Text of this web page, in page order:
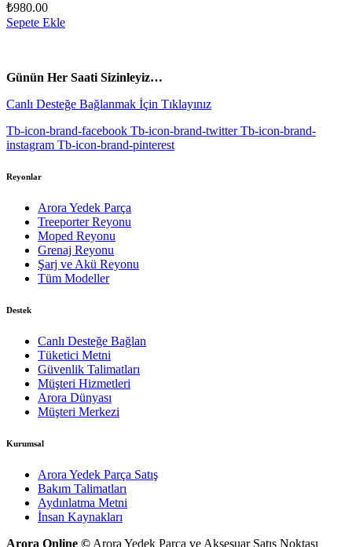
₺980.00
Sepete Ekle
Günün Her Saati Sizinleyiz…
Canlı Desteğe Bağlanmak İçin Tıklayınız
Tb-icon-brand-facebook Tb-icon-brand-twitter Tb-icon-brand-
instagram Tb-icon-brand-pinterest
Reyonlar
Arora Yedek Parça
Treeporter Reyonu
Moped Reyonu
Grenaj Reyonu
Şarj ve Akü Reyonu
Tüm Modeller
Destek
Canlı Desteğe Bağlan
Tüketici Metni
Güvenlik Talimatları
Müşteri Hizmetleri
Arora Dünyası
Müşteri Merkezi
Kurumsal
Arora Yedek Parça Satış
Bakım Talimatları
Aydınlatma Metni
İnsan Kaynakları
Arora Online © Arora Yedek Parça ve Aksesuar Satış Noktası